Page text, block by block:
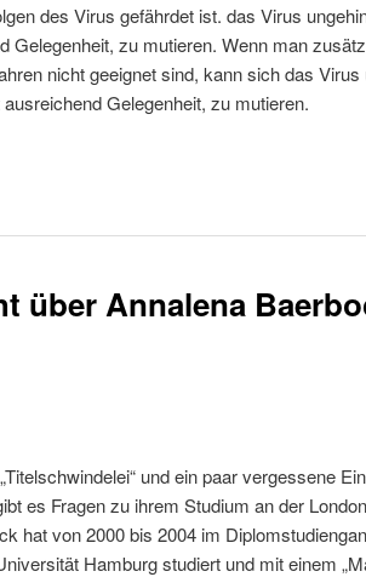
des Virus gefährdet ist. das Virus
Gelegenheit, zu mutieren. Wenn man
nicht geeignet sind, kann sich das Virus
Gelegenheit, zu mutieren.
über Annalena
und ein paar vergessene
es Fragen zu ihrem Studium an der
hat von 2000 bis 2004 im
Hamburg studiert und mit einem